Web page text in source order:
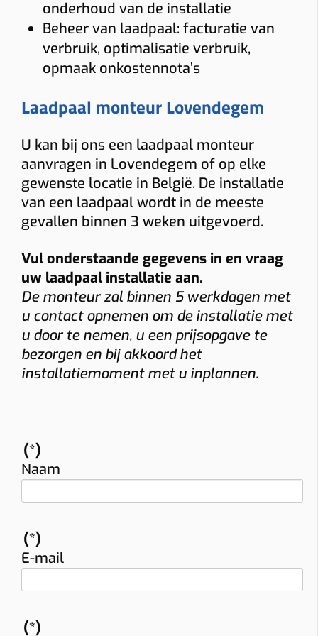
onderhoud van de installatie
Beheer van laadpaal: facturatie van
verbruik, optimalisatie verbruik,
opmaak onkostennota’s
Laadpaal monteur Lovendegem
U kan bij ons een laadpaal monteur
aanvragen in Lovendegem of op elke
gewenste locatie in België. De installatie
van een laadpaal wordt in de meeste
gevallen binnen 3 weken uitgevoerd.
Vul onderstaande gegevens in en vraag
uw laadpaal installatie aan.
De monteur zal binnen 5 werkdagen met
u contact opnemen om de installatie met
u door te nemen, u een prijsopgave te
bezorgen en bij akkoord het
installatiemoment met u inplannen.
(*)
Naam
(*)
E-mail
(*)